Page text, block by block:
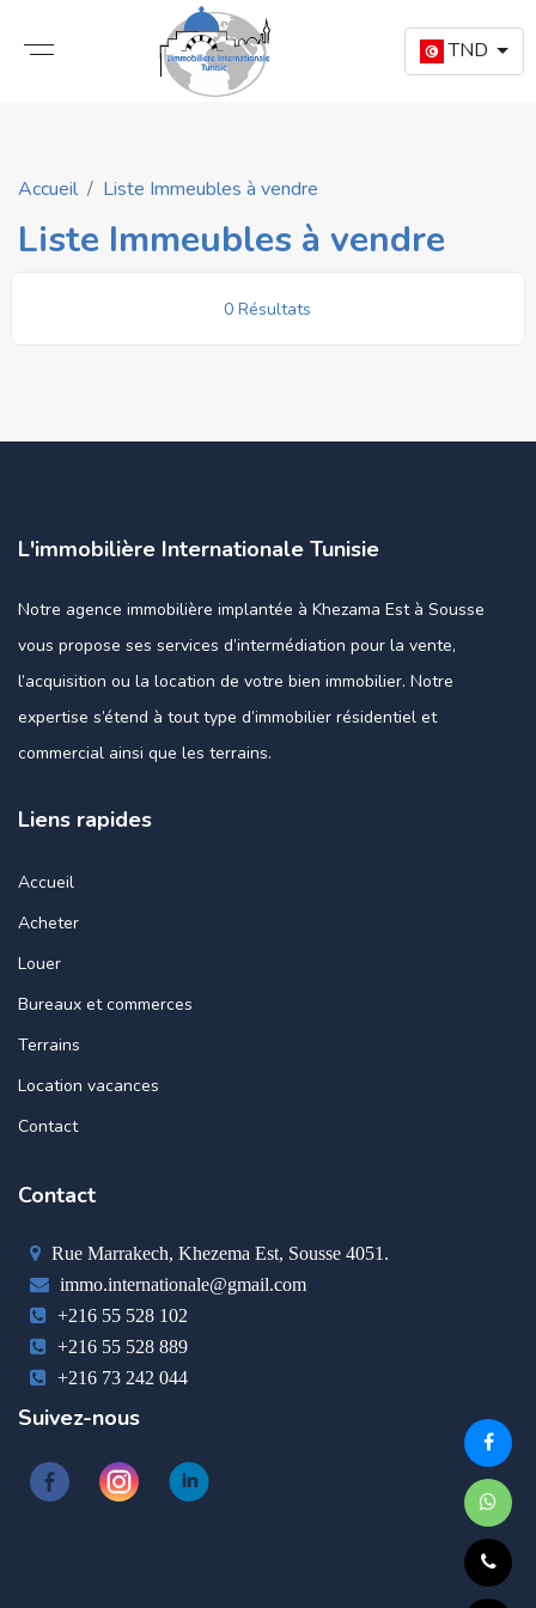
TND
Accueil Liste Immeubles à vendre
Liste Immeubles à vendre
0 Résultats
L'immobilière Internationale Tunisie
Notre agence immobilière implantée à Khezama Est à Sousse
vous propose ses services d’intermédiation pour la vente,
l’acquisition ou la location de votre bien immobilier. Notre
expertise s’étend à tout type d’immobilier résidentiel et
commercial ainsi que les terrains.
Liens rapides
Accueil
Acheter
Louer
Bureaux et commerces
Terrains
Location vacances
Contact
Contact
Rue Marrakech, Khezema Est, Sousse 4051.
immo.internationale@gmail.com
+216 55 528 102
+216 55 528 889
+216 73 242 044
Suivez-nous